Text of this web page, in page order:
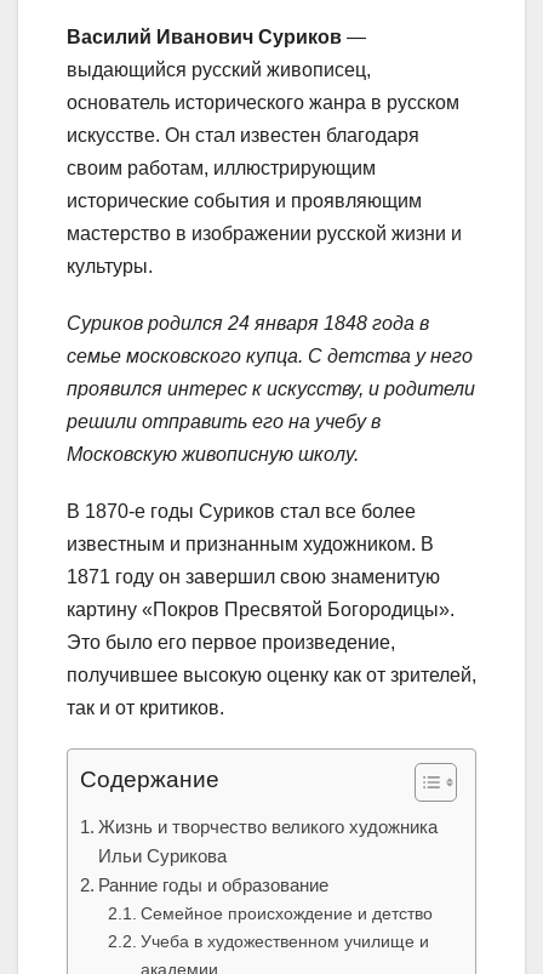
Василий Иванович Суриков —
выдающийся русский живописец,
основатель исторического жанра в русском
искусстве. Он стал известен благодаря
своим работам, иллюстрирующим
исторические события и проявляющим
мастерство в изображении русской жизни и
культуры.
Суриков родился 24 января 1848 года в
семье московского купца. С детства у него
проявился интерес к искусству, и родители
решили отправить его на учебу в
Московскую живописную школу.
В 1870-е годы Суриков стал все более
известным и признанным художником. В
1871 году он завершил свою знаменитую
картину «Покров Пресвятой Богородицы».
Это было его первое произведение,
получившее высокую оценку как от зрителей,
так и от критиков.
Содержание
Жизнь и творчество великого художника
Ильи Сурикова
Ранние годы и образование
Семейное происхождение и детство
Учеба в художественном училище и
академии